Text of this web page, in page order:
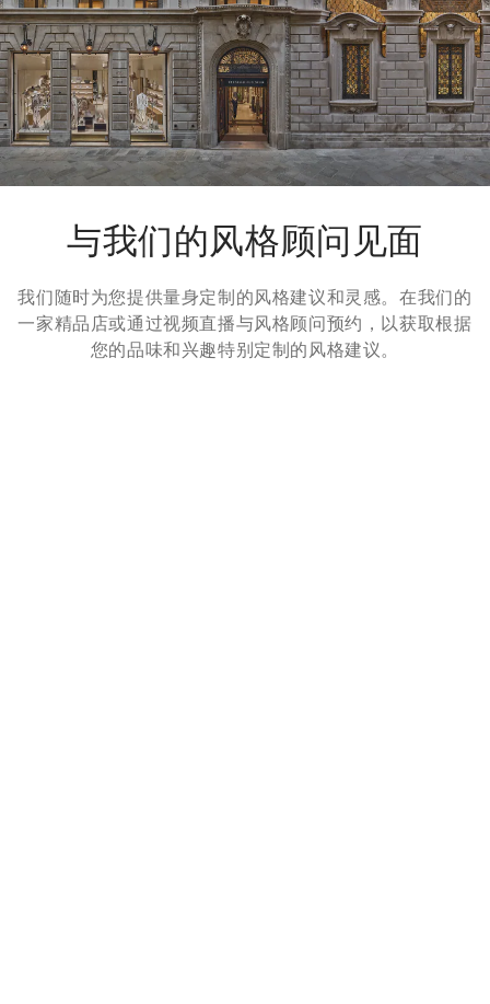
退货方式
我们很乐意为您免费提供7天退货，30天换货服务。更多信息，
请参考退货页面。
与我们的风格顾问见面
我们随时为您提供量身定制的风格建议和灵感。在我们的
一家精品店或通过视频直播与风格顾问预约，以获取根据
您的品味和兴趣特别定制的风格建议。